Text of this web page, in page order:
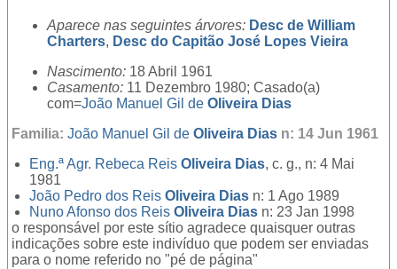
Aparece nas seguintes árvores: Desc de William
Charters, Desc do Capitão José Lopes Vieira
Nascimento: 18 Abril 1961
Casamento: 11 Dezembro 1980; Casado(a)
com=João Manuel Gil de Oliveira Dias
Familia: João Manuel Gil de Oliveira Dias n: 14 Jun 1961
Eng.ª Agr. Rebeca Reis Oliveira Dias, c. g., n: 4 Mai
1981
João Pedro dos Reis Oliveira Dias n: 1 Ago 1989
Nuno Afonso dos Reis Oliveira Dias n: 23 Jan 1998
o responsável por este sítio agradece quaisquer outras
indicações sobre este indivíduo que podem ser enviadas
para o nome referido no "pé de página"